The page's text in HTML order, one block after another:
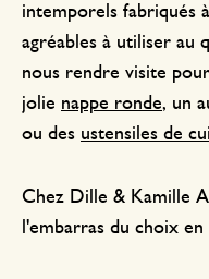
intemporels fabriqués
agréables à utiliser au
nous rendre visite
jolie nappe ronde, un
ou des ustensiles de
Chez Dille & Kamille
l'embarras du choix